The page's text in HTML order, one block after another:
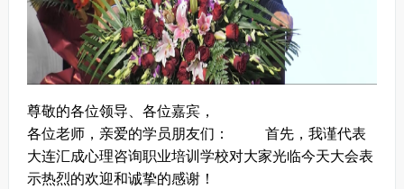
尊敬的各位领导、各位嘉宾，
各位老师，亲爱的学员朋友们：
首先，我谨代表
大连汇成心理咨询职业培训学校对大家光临今天大会表
示热烈的欢迎和诚挚的感谢！